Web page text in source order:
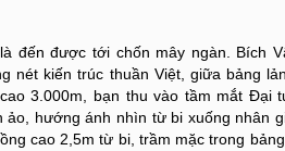
đến được tới chốn mây ngàn. Bích
nét kiến trúc thuần Việt, giữa bảng
3.000m, bạn thu vào tầm mắt Đại
ảo, hướng ánh nhìn từ bi xuống nhân
cao 2,5m từ bi, trầm mặc trong